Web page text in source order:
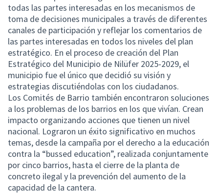
todas las partes interesadas en los mecanismos de
toma de decisiones municipales a través de diferentes
canales de participación y reflejar los comentarios de
las partes interesadas en todos los niveles del plan
estratégico. En el proceso de creación del Plan
Estratégico del Municipio de Nilüfer 2025-2029, el
municipio fue el único que decidió su visión y
estrategias discutiéndolas con los ciudadanos.
Los Comités de Barrio también encontraron soluciones
a los problemas de los barrios en los que vivían. Crean
impacto organizando acciones que tienen un nivel
nacional. Lograron un éxito significativo en muchos
temas, desde la campaña por el derecho a la educación
contra la “bussed education”, realizada conjuntamente
por cinco barrios, hasta el cierre de la planta de
concreto ilegal y la prevención del aumento de la
capacidad de la cantera.